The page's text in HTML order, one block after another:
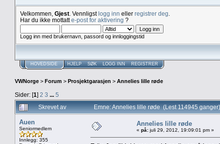
Velkommen, Gjest . Vennligstlogg inn eller registrer deg
Har du ikke mottatte-post for aktivering ?
Logg inn med brukernavn, passord og innloggingstid
HOVEDSIDE HJELP SØK LOGG INN REGISTRER
VWNorge > Forum > Prosjektgarasjen > Annelies lille røde
Sider: [1] 2 3 ... 5
Skrevet av
Emne: Annelies lille røde (Lest 114945 ganger)
Auen
Seniormedlem
Innlegg: 355
Annelies lille røde
« på: juli 29, 2012, 19:09:01 pm »